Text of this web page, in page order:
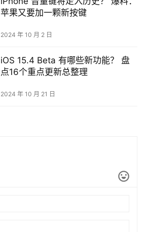
苹果又要加一颗新按键
2024 年 10 月 2 日
iOS 15.4 Beta 有哪些新功能？ 盘
点16个重点更新总整理
2024 年 10 月 21 日